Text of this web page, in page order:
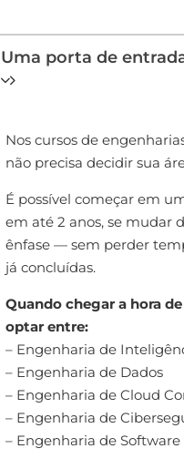
Uma porta de
Nos cursos de
não precisa decidir sua
É possível começar em
em até 2 anos, se mudar
ênfase — sem perder
já concluídas.
Quando chegar a hora
optar entre:
– Engenharia de
– Engenharia de Dados
– Engenharia de Cloud
– Engenharia de
– Engenharia de Software